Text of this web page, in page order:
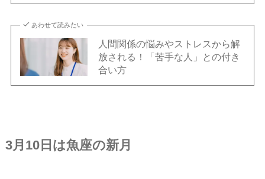
あわせて読みたい
人間関係の悩みやストレスから解
放される！「苦手な人」との付き
合い方
3月10日は魚座の新月